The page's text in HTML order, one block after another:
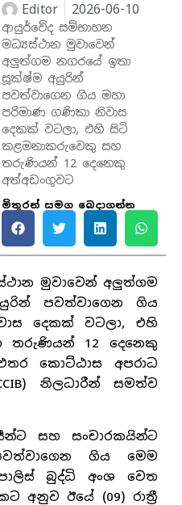
Editor 2026-06-10
ආයුර්වේද සම්භාහන
මධ්‍යස්ථාන මුවාවෙන්
අලුත්ගම නගරයේ ඉතා
සූක්ෂ්ම අයුරින්
පවත්වාගෙන ගිය මහා
පරිමාණ ගණිකා නිවාස
දෙකක් වටලා, එහි සිටි
කළමනාකරුවෙකු සහ
තරුණියන් 12 දෙනෙකු
අත්අඩංගුවට
මිතුරන් සමග බෙදාගන්න
මුවාවෙන් අලුත්ගම
පවත්වාගෙන ගිය
දෙකක් වටලා, එහි
තරුණියන් 12 දෙනෙකු
කොට්ඨාස අපරාධ
නිලධාරීන් සමත්ව
සහ සංචාරකයින්ට
ගිය මෙම
බුද්ධි අංශ වෙත
අනුව ඊයේ (09) රාත්‍රී